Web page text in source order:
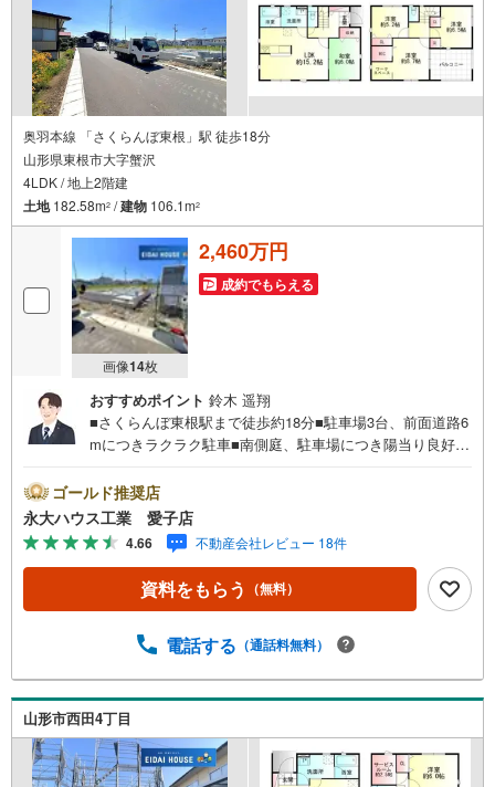
奥羽本線 「さくらんぼ東根」駅 徒歩18分
山形県東根市大字蟹沢
4LDK / 地上2階建
土地182.58m2 /建物 106.1m2
画像14枚
2,460万円
成約でもらえる
おすすめポイント 鈴木 遥翔
■さくらんぼ東根駅まで徒歩約18分■駐車場3台、前面道路6
mにつきラクラク駐車■南側庭、駐車場につき陽当り良好～
舗で展開中！こちらでは当社の強みを大きく2つに分けてご
紹介！1.＜豊富な不動産知識＞戸建・マンション・土地...
と種別を問わず不動産を取り扱っております。更に教育施
設や商業施設、子育て環境や行政などの地域情報を総合
し、お客様により良い物件選びをして頂けるよう、しっか
りとサポートさせて頂きます。2.＜経験豊富なスタッフ＞
ど住宅に関する様々なご質問はもちろん、ご購入時に気に
て頂きます。各店舗ではキッズスペースも完備！お子様連
れのご家族様で是非お越しください。営業時間:10:00～18:
00（定休日火・水曜日※店舗により変動あり）現地のご案
内も可能ですので、どうぞお気軽にお問い合わせくださ
い！
ゴールド推奨店
永大ハウス工業 愛子店
4.66 不動産会社レビュー 18件
資料をもらう （無料）
電話する （通話料無料）
山形市西田4丁目